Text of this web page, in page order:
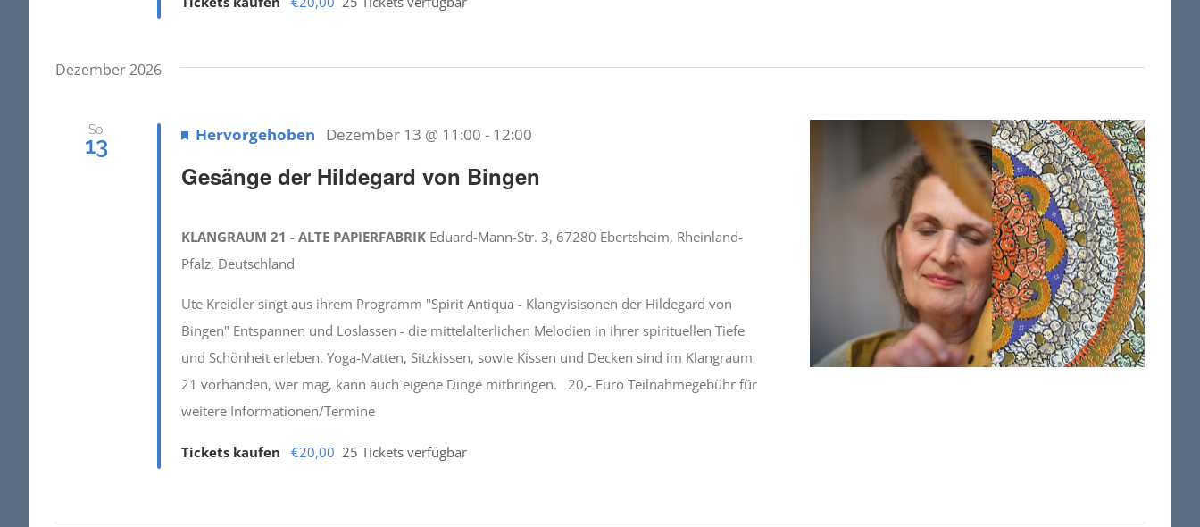
Dezember 2026
So.
13
Gesänge der Hildegard von Bingen
Hervorgehoben Dezember 13 @ 11:00 - 12:00
KLANGRAUM 21 - ALTE PAPIERFABRIK Eduard-Mann-Str. 3, 67280 Ebertsheim, Rheinland-
Pfalz, Deutschland
Ute Kreidler singt aus ihrem Programm "Spirit Antiqua - Klangvisisonen der Hildegard von
Bingen" Entspannen und Loslassen - die mittelalterlichen Melodien in ihrer spirituellen Tiefe
und Schönheit erleben. Yoga-Matten, Sitzkissen, sowie Kissen und Decken sind im Klangraum
21 vorhanden, wer mag, kann auch eigene Dinge mitbringen. 20,- Euro Teilnahmegebühr für
weitere Informationen/Termine
Tickets kaufen €20,00 25 Tickets verfügbar